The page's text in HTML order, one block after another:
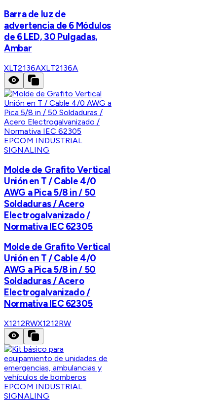
Barra de luz de
advertencia de 6 Módulos
de 6 LED, 30 Pulgadas,
Ambar
XLT2136AXLT2136A
EPCOM INDUSTRIAL
SIGNALING
Molde de Grafito Vertical
Unión en T / Cable 4/0
AWG a Pica 5/8 in / 50
Soldaduras / Acero
Electrogalvanizado /
Normativa IEC 62305
Molde de Grafito Vertical
Unión en T / Cable 4/0
AWG a Pica 5/8 in / 50
Soldaduras / Acero
Electrogalvanizado /
Normativa IEC 62305
X1212RWX1212RW
EPCOM INDUSTRIAL
SIGNALING